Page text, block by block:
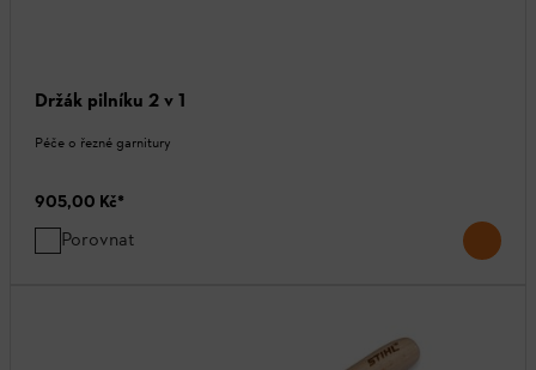
Držák pilníku 2 v 1
Péče o řezné garnitury
905,00 Kč*
Porovnat